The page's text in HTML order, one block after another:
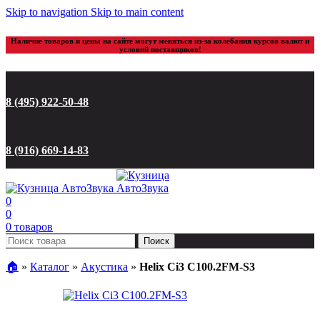
Skip to navigation Skip to main content
Наличие товаров и цены на сайте могут меняться из-за колебания курсов валют и
условий поставщиков!
8 (495) 922-50-48
8 (916) 669-14-83
0
0
0 товаров
Поиск
🏠︎ » Каталог » Акустика » Helix Ci3 C100.2FM-S3